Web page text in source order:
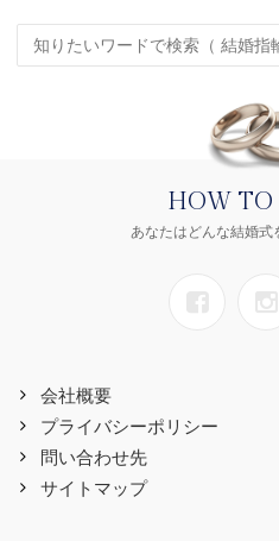
HOW TO
あなたはどんな結婚式
会社概要
プライバシーポリシー
問い合わせ先
サイトマップ